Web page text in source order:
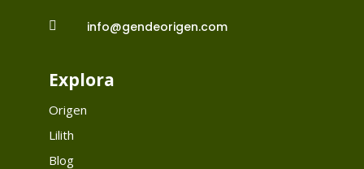
 info@gendeorigen.com
Explora
Origen
Lilith
Blog